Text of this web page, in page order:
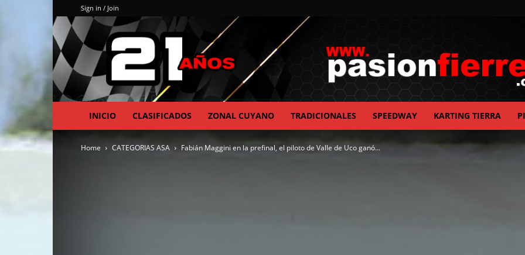
Sign in / Join
INICIO CLASIFICADOS ZONAL CUYANO TRADICIONALES SPEEDWAY KARTING TIERRA
Home CATEGORIAS ASA Fabián Maggini en la prefinal, el piloto de Valle de Uco ganó...